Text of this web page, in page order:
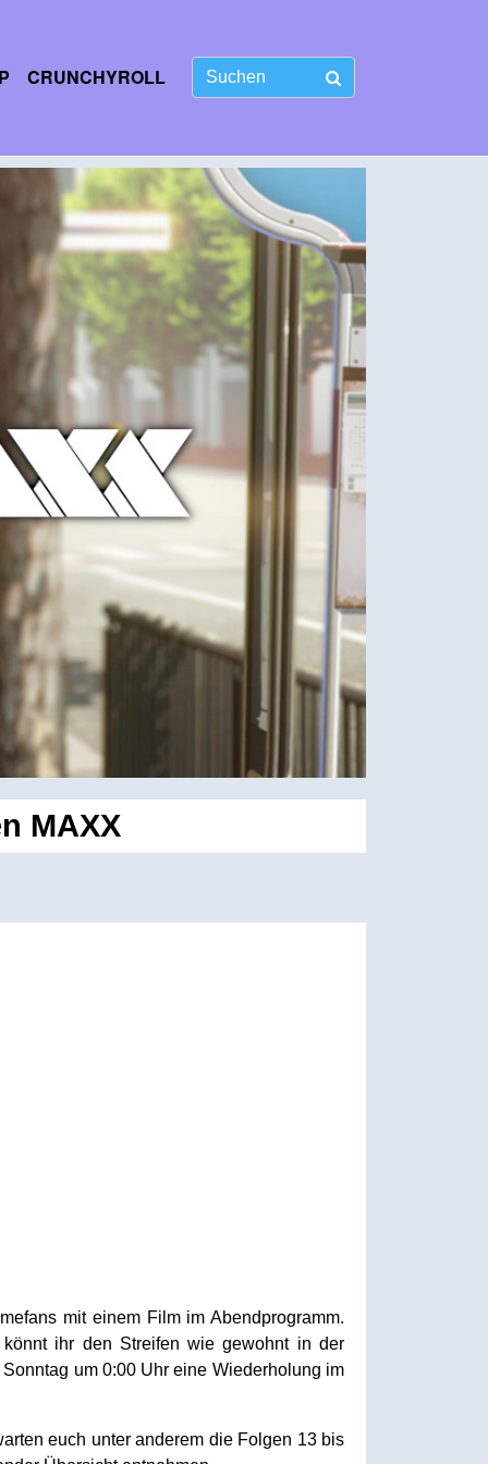
CRUNCHYROLL
MAXX
mit einem Film im Abendprogramm.
könnt ihr den Streifen wie gewohnt in der
um 0:00 Uhr eine Wiederholung im
euch unter anderem die Folgen 13 bis